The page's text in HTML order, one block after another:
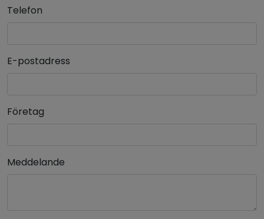
Telefon
E-postadress
Företag
Meddelande